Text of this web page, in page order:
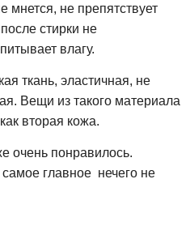
мнется, не препятствует
стирки не
влагу.
ткань, эластичная, не
Вещи из такого материала
вторая кожа.
очень понравилось.
главное нечего не